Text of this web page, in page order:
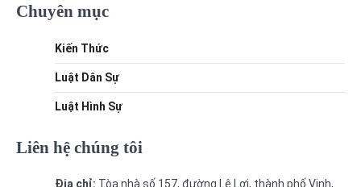
Chuyên mục
Kiến Thức
Luật Dân Sự
Luật Hình Sự
Liên hệ chúng tôi
Địa chỉ: Tòa nhà số 157, đường Lê Lợi, thành phố Vinh,